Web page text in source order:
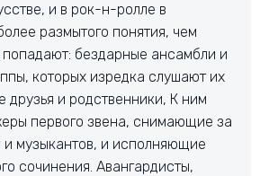
и в рок-н-ролле в
размытого понятия, чем
бездарные ансамбли и
которых изредка слушают их
друзья и родственники, К ним
первого звена, снимающие за
и музыкантов, и исполняющие
сочинения. Авангардисты,